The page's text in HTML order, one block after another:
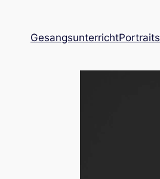
GesangsunterrichtPortraits